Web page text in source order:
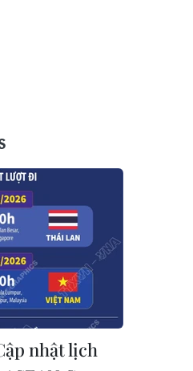
nhật lịch